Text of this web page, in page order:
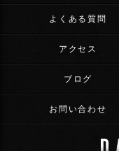
よくある質問
アクセス
ブログ
お問い合わせ